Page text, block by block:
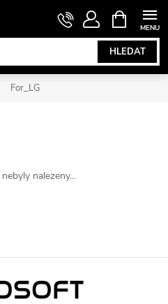
HLEDAT
NÁKUPNÍ
KOŠÍK
For_LG
nebyly nalezeny...